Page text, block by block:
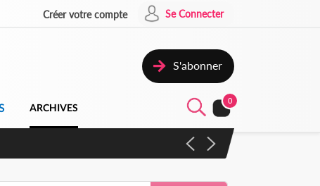
Créer votre compte Se Connecter
S'abonner
ARCHIVES
0
contre les produits